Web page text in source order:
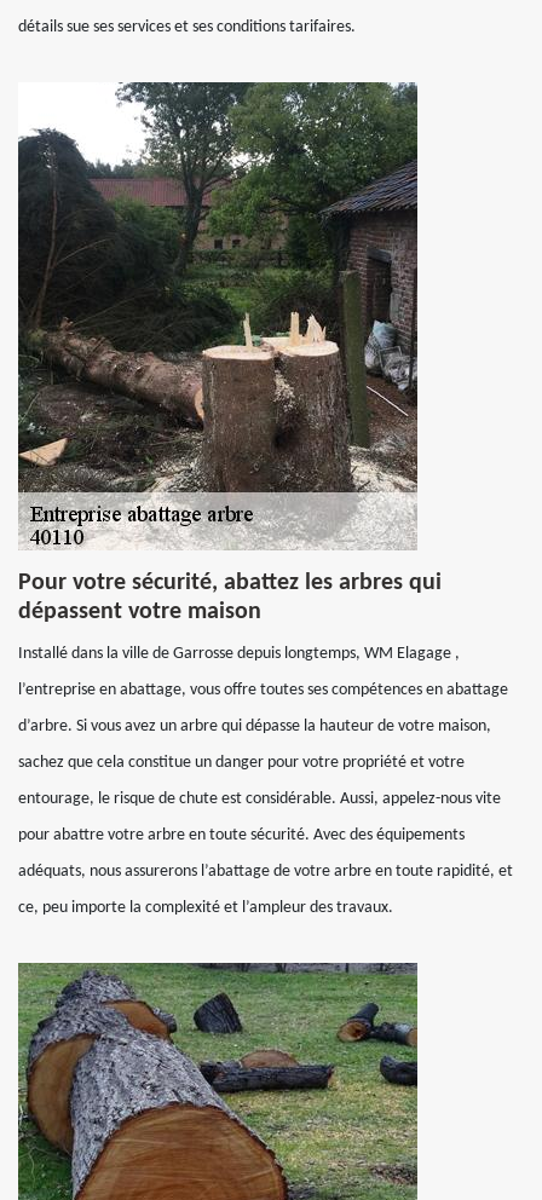
détails sue ses services et ses conditions tarifaires.
Pour votre sécurité, abattez les arbres qui
dépassent votre maison
Installé dans la ville de Garrosse depuis longtemps, WM Elagage ,
l’entreprise en abattage, vous offre toutes ses compétences en abattage
d’arbre. Si vous avez un arbre qui dépasse la hauteur de votre maison,
sachez que cela constitue un danger pour votre propriété et votre
entourage, le risque de chute est considérable. Aussi, appelez-nous vite
pour abattre votre arbre en toute sécurité. Avec des équipements
adéquats, nous assurerons l’abattage de votre arbre en toute rapidité, et
ce, peu importe la complexité et l’ampleur des travaux.